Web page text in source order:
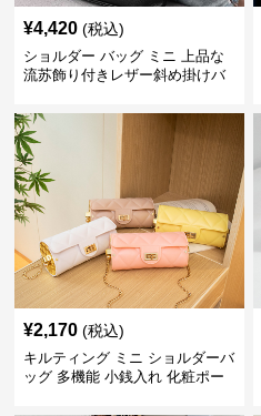
¥4,420 (税込)
ショルダー バッグ ミニ 上品な
流苏飾り付きレザー斜め掛けバ
¥2,170 (税込)
キルティング ミニ ショルダーバ
ッグ 多機能 小銭入れ 化粧ポー